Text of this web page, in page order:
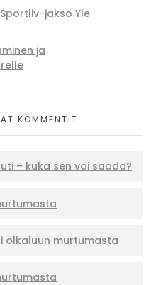
jakso Yle
ja
KOMMENTIT
– kuka sen voi saada?
olkaluun murtumasta